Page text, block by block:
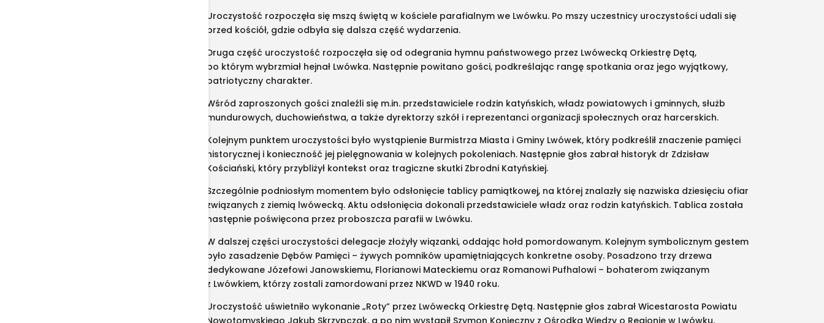
Uroczystość rozpoczęła się mszą świętą w kościele parafialnym we Lwówku. Po mszy uczestnicy uroczystości udali się
przed kościół, gdzie odbyła się dalsza część wydarzenia.
Druga część uroczystość rozpoczęła się od odegrania hymnu państwowego przez Lwówecką Orkiestrę Dętą,
po którym wybrzmiał hejnał Lwówka. Następnie powitano gości, podkreślając rangę spotkania oraz jego wyjątkowy,
patriotyczny charakter.
Wśród zaproszonych gości znaleźli się m.in. przedstawiciele rodzin katyńskich, władz powiatowych i gminnych, służb
mundurowych, duchowieństwa, a także dyrektorzy szkół i reprezentanci organizacji społecznych oraz harcerskich.
Kolejnym punktem uroczystości było wystąpienie Burmistrza Miasta i Gminy Lwówek, który podkreślił znaczenie pamięci
historycznej i konieczność jej pielęgnowania w kolejnych pokoleniach. Następnie głos zabrał historyk dr Zdzisław
Kościański, który przybliżył kontekst oraz tragiczne skutki Zbrodni Katyńskiej.
Szczególnie podniosłym momentem było odsłonięcie tablicy pamiątkowej, na której znalazły się nazwiska dziesięciu ofiar
związanych z ziemią lwówecką. Aktu odsłonięcia dokonali przedstawiciele władz oraz rodzin katyńskich. Tablica została
następnie poświęcona przez proboszcza parafii w Lwówku.
W dalszej części uroczystości delegacje złożyły wiązanki, oddając hołd pomordowanym. Kolejnym symbolicznym gestem
było zasadzenie Dębów Pamięci – żywych pomników upamiętniających konkretne osoby. Posadzono trzy drzewa
dedykowane Józefowi Janowskiemu, Florianowi Mateckiemu oraz Romanowi Pufhalowi – bohaterom związanym
z Lwówkiem, którzy zostali zamordowani przez NKWD w 1940 roku.
Uroczystość uświetniło wykonanie „Roty” przez Lwówecką Orkiestrę Dętą. Następnie głos zabrał Wicestarosta Powiatu
Nowotomyskiego Jakub Skrzypczak, a po nim wystąpił Szymon Konieczny z Ośrodka Wiedzy o Regionie w Lwówku,